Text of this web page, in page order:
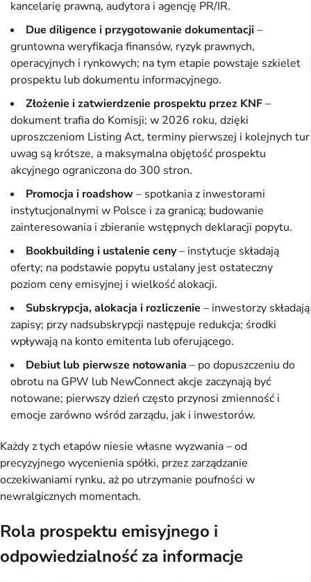
kancelarię prawną, audytora i agencję PR/IR.
Due diligence i przygotowanie dokumentacji–
gruntowna weryfikacja finansów, ryzyk prawnych,
operacyjnych i rynkowych; na tym etapie powstaje szkielet
prospektu lub dokumentu informacyjnego.
Złożenie i zatwierdzenie prospektu przez KNF–
dokument trafia do Komisji; w 2026 roku, dzięki
uproszczeniom Listing Act, terminy pierwszej i kolejnych tur
uwag są krótsze, a maksymalna objętość prospektu
akcyjnego ograniczona do 300 stron.
Promocja i roadshow– spotkania z inwestorami
instytucjonalnymi w Polsce i za granicą; budowanie
zainteresowania i zbieranie wstępnych deklaracji popytu.
Bookbuilding i ustalenie ceny– instytucje składają
oferty; na podstawie popytu ustalany jest ostateczny
poziom ceny emisyjnej i wielkość alokacji.
Subskrypcja, alokacja i rozliczenie – inwestorzy składają
zapisy; przy nadsubskrypcji następuje redukcja; środki
wpływają na konto emitenta lub oferującego.
Debiut lub pierwsze notowania – po dopuszczeniu do
obrotu na GPW lub NewConnect akcje zaczynają być
notowane; pierwszy dzień często przynosi zmienność i
emocje zarówno wśród zarządu, jak i inwestorów.
Każdy z tych etapów niesie własne wyzwania – od
precyzyjnego wycenienia spółki, przez zarządzanie
oczekiwaniami rynku, aż po utrzymanie poufności w
newralgicznych momentach.
Rola prospektu emisyjnego i
odpowiedzialność za informacje